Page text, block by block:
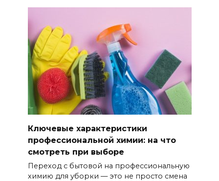
Ключевые характеристики
профессиональной химии: на что
смотреть при выборе
Переход с бытовой на профессиональную
химию для уборки — это не просто смена